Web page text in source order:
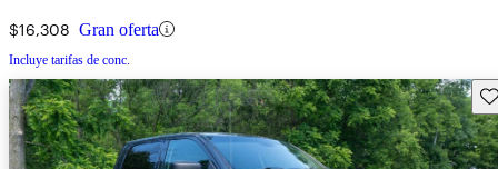
$16,308 Gran oferta
Incluye tarifas de conc.